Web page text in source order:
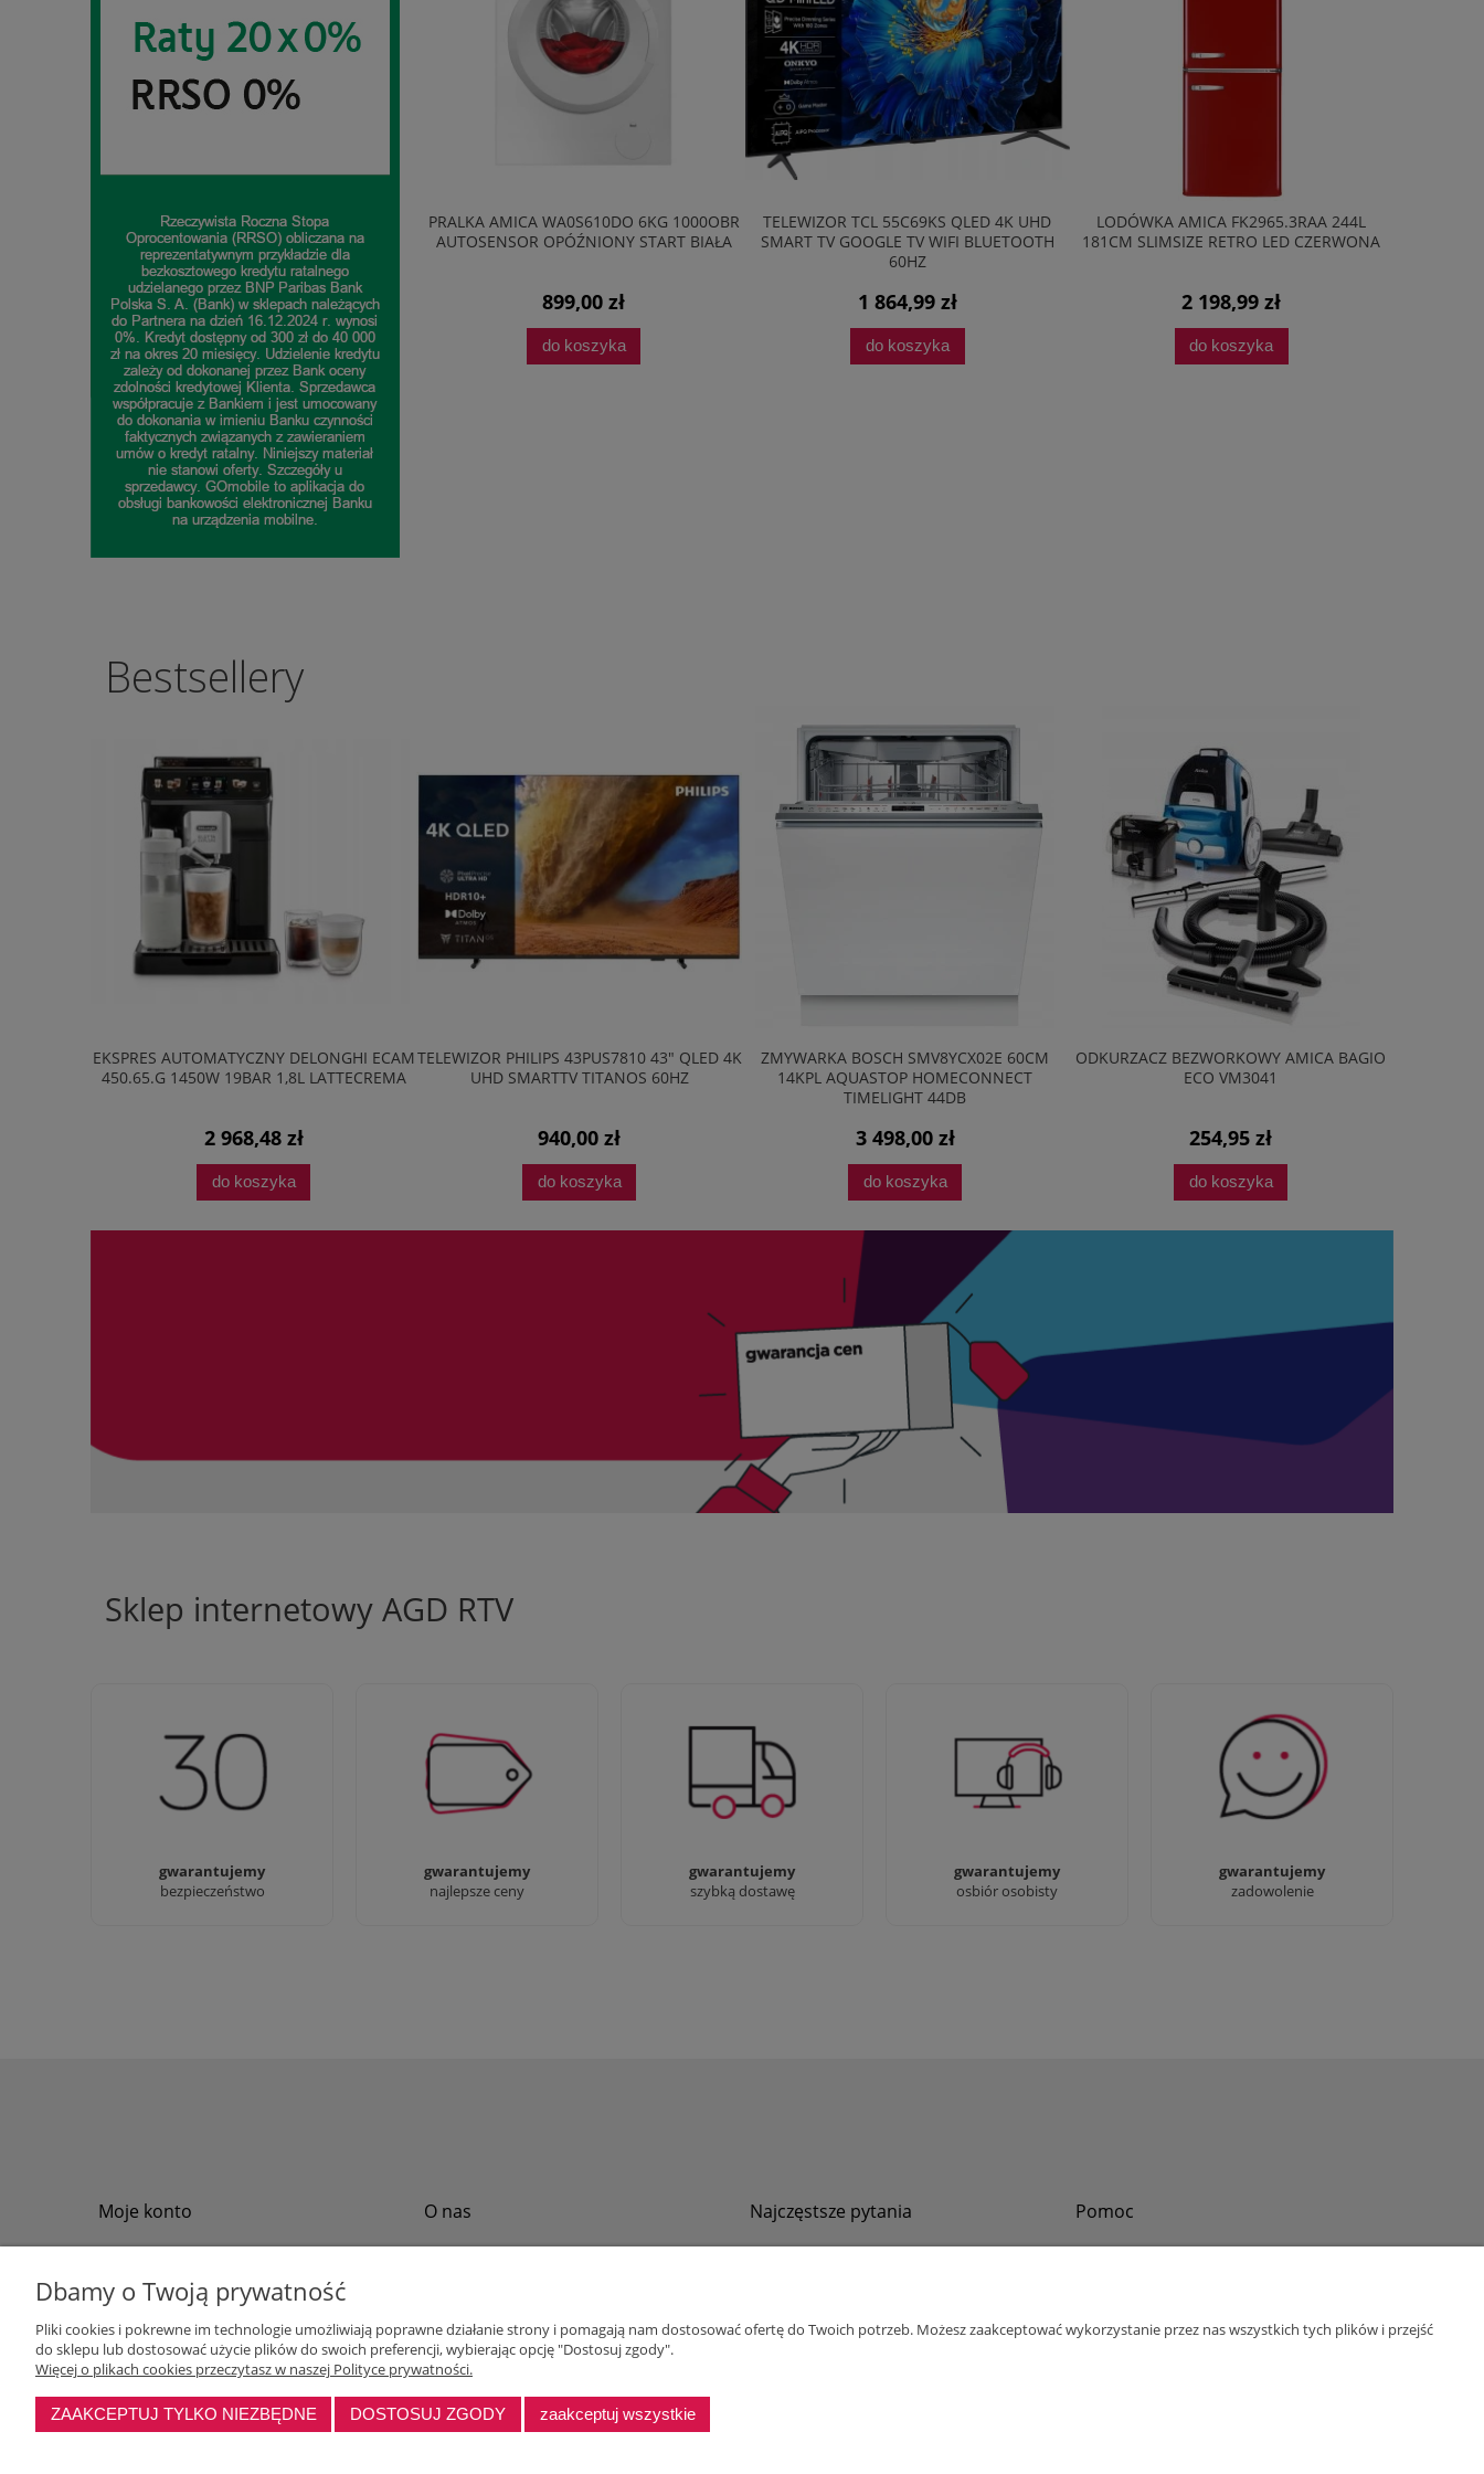
TELEWIZOR TCL 40S5L QLED FULL HD
SMART TV ANDROID WIFI BLUETOOTH
CZARNY
1 074,99 zł
do koszyka
PRALKA AMICA WA0S610DO 6KG 1000OBR
AUTOSENSOR OPÓŹNIONY START BIAŁA
899,00 zł
do koszyka
TELEWIZOR TCL 55C69KS QLED 4K UHD
SMART TV GOOGLE TV WIFI BLUETOOTH
60HZ
1 864,99 zł
do koszyka
LODÓWKA AMICA FK2965.3RAA 244L
181CM SLIMSIZE RETRO LED CZERWONA
2 198,99 zł
do koszyka
Bestsellery
EKSPRES AUTOMATYCZNY DELONGHI ECAM
450.65.G 1450W 19BAR 1,8L LATTECREMA
2 968,48 zł
do koszyka
TELEWIZOR PHILIPS 43PUS7810 43" QLED 4K
UHD SMARTTV TITANOS 60HZ
940,00 zł
do koszyka
ZMYWARKA BOSCH SMV8YCX02E 60CM
14KPL AQUASTOP HOMECONNECT
TIMELIGHT 44DB
3 498,00 zł
do koszyka
ODKURZACZ BEZWORKOWY AMICA BAGIO
ECO VM3041
254,95 zł
do koszyka
Sklep internetowy AGD RTV
gwarantujemy
bezpieczeństwo
Jesteśmy firmą z 30-letnim
doświadczeniem
gwarantujemy
najlepsze ceny
Ciężko pracujemy aby zapewnić
najlepsze oferty
gwarantujemy
szybką dostawę
90% dostaw następnego dnia,
bez dopłat!
gwarantujemy
osbiór osobisty
Jesteśmy prawdziwi :) możesz
przyjść i zobaczyć nasze sklepy
gwarantujemy
zadowolenie
Sprawdź nasze 100%
zadowolenia Klientów
Moje konto
Przechowalnia
Ustawienia konta
O nas
Polityka prywatności
Program lojalnościowy dla firm
Najczęstsze pytania Pomoc
bok@abinvest.info
Dbamy o Twoją prywatność
Pliki cookies i pokrewne im technologie umożliwiają poprawne działanie strony i pomagają nam dostosować ofertę do Twoich potrzeb. Możesz zaakceptować wykorzystanie przez nas wszystkich tych plików i przejść
do sklepu lub dostosować użycie plików do swoich preferencji, wybierając opcję "Dostosuj zgody".
Więcej o plikach cookies przeczytasz w naszej Polityce prywatności.
ZAAKCEPTUJ TYLKO NIEZBĘDNE DOSTOSUJ ZGODY zaakceptuj wszystkie